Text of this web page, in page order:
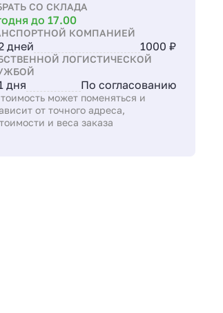
СО СКЛАДА
до 17.00
КОМПАНИЕЙ
дней 1000 ₽
ЛОГИСТИЧЕСКОЙ
дня По согласованию
может поменяться и
от точного адреса,
и веса заказа